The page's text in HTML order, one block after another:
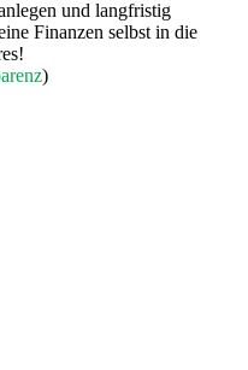
und langfristig
Finanzen selbst in die
)